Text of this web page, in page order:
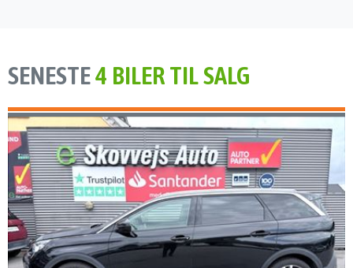
SENESTE4 BILER TIL SALG